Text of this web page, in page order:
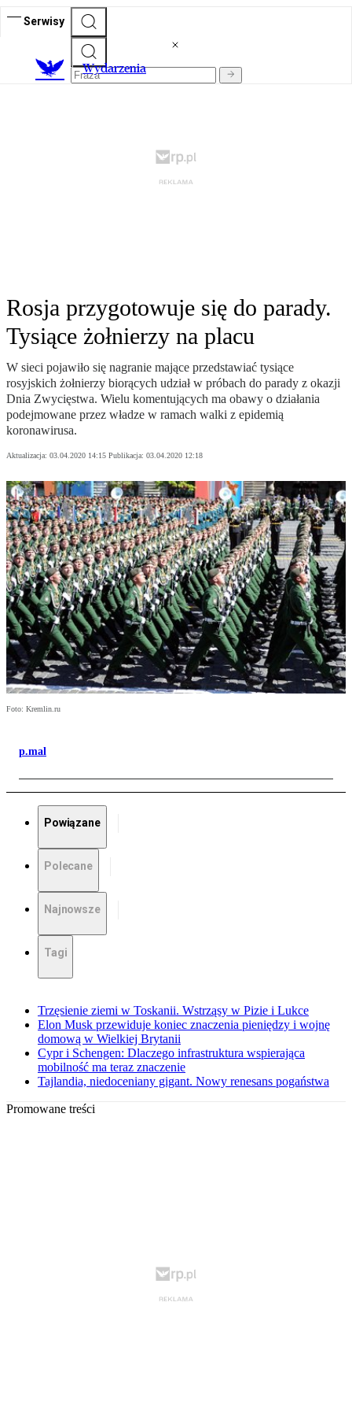
Serwisy
Wydarzenia
Rosja przygotowuje się do parady.
Tysiące żołnierzy na placu
W sieci pojawiło się nagranie mające przedstawiać tysiące
rosyjskich żołnierzy biorących udział w próbach do parady z okazji
Dnia Zwycięstwa. Wielu komentujących ma obawy o działania
podejmowane przez władze w ramach walki z epidemią
koronawirusa.
Aktualizacja: 03.04.2020 14:15 Publikacja: 03.04.2020 12:18
Foto: Kremlin.ru
p.mal
Powiązane
Polecane
Najnowsze
Tagi
Trzęsienie ziemi w Toskanii. Wstrząsy w Pizie i Lukce
Elon Musk przewiduje koniec znaczenia pieniędzy i wojnę
domową w Wielkiej Brytanii
Cypr i Schengen: Dlaczego infrastruktura wspierająca
mobilność ma teraz znaczenie
Tajlandia, niedoceniany gigant. Nowy renesans pogaństwa
Promowane treści